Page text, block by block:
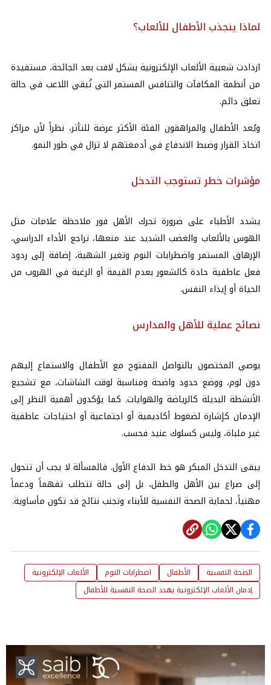
لماذا ينجذب الأطفال للألعاب؟
ازدادت شعبية الألعاب الإلكترونية بشكل لافت بعد الجائحة، مستفيدة
من أنظمة المكافآت والتنافس المستمر التي تُبقي اللاعب في حالة
تعلق دائم.
ويُعد الأطفال والمراهقون الفئة الأكثر عرضة للتأثر، نظراً لأن مراكز
اتخاذ القرار وضبط الاندفاع في أدمغتهم لا تزال في طور النمو.
مؤشرات خطر تستوجب التدخل
يشدد الأطباء على ضرورة تحرك الأهل فور ملاحظة علامات مثل
الهوس بالألعاب والغضب الشديد عند منعها، تراجع الأداء الدراسي،
الإرهاق المستمر واضطرابات النوم وتغير الشهية، إضافة إلى ردود
فعل عاطفية حادة كالشعور بعدم القيمة أو الرغبة في الهروب من
الحياة أو إيذاء النفس.
نصائح عملية للأهل والمدارس
يوصي المختصون بالتواصل المفتوح مع الأطفال والاستماع إليهم
دون لوم، ووضع حدود واضحة ومناسبة لوقت الشاشات، مع تشجيع
الأنشطة البديلة كالرياضة والهوايات. كما يؤكدون أهمية النظر إلى
الإدمان كإشارة لضغوط أكاديمية أو اجتماعية أو احتياجات عاطفية
غير ملباة، وليس كسلوك عنيد فحسب.
يبقى التدخل المبكر هو خط الدفاع الأول. فالمسألة لا يجب أن تتحول
إلى صراع بين الأهل والطفل، بل إلى حالة تتطلب تفهماً ودعماً
مهنياً، لحماية الصحة النفسية للأبناء وتجنب نتائج قد تكون مأساوية.
الصحة النفسية الأطفال اضطرابات النوم
الألعاب الإلكترونية
إدمان الألعاب الإلكترونية يهدد الصحة النفسية للأطفال